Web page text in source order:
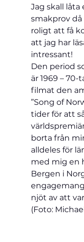
Jag skall låta
smakprov
roligt att få
att jag har
intressant!
Den period
är 1969 –
filmat den
”Song of
tider för att
borta från
alldeles för
med mig en
Bergen i
njöt av att
(Foto: